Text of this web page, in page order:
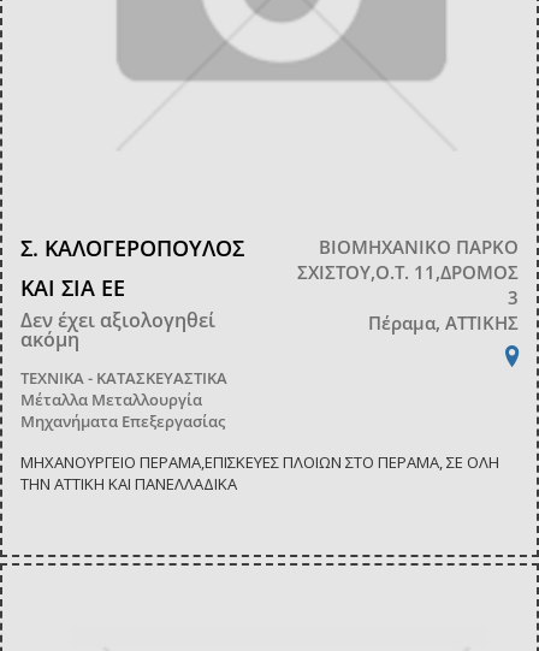
Σ. ΚΑΛΟΓΕΡΟΠΟΥΛΟΣ
ΚΑΙ ΣΙΑ ΕΕ
Δεν έχει αξιολογηθεί
ακόμη
ΤΕΧΝΙΚΑ - ΚΑΤΑΣΚΕΥΑΣΤΙΚΑ
Μέταλλα Μεταλλουργία
Μηχανήματα Επεξεργασίας
ΒΙΟΜΗΧΑΝΙΚΟ ΠΑΡΚΟ
ΣΧΙΣΤΟΥ,Ο.Τ. 11,ΔΡΟΜΟΣ
3
Πέραμα, ΑΤΤΙΚΗΣ
ΜΗΧΑΝΟΥΡΓΕΙΟ ΠΕΡΑΜΑ,ΕΠΙΣΚΕΥΕΣ ΠΛΟΙΩΝ ΣΤΟ ΠΕΡΑΜΑ, ΣΕ ΟΛΗ
ΤΗΝ ΑΤΤΙΚΗ ΚΑΙ ΠΑΝΕΛΛΑΔΙΚΑ